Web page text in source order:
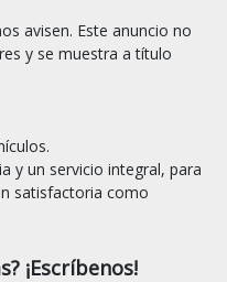
avisen. Este anuncio no
y se muestra a título
y un servicio integral, para
satisfactoria como
¡Escríbenos!